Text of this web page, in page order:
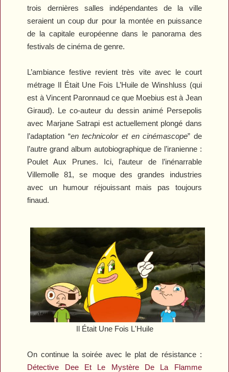
trois dernières salles indépendantes de la ville
seraient un coup dur pour la montée en puissance
de la capitale européenne dans le panorama des
festivals de cinéma de genre.
L’ambiance festive revient très vite avec le court
métrage Il Était Une Fois L’Huilede Winshluss (qui
est à Vincent Paronnaud ce que Moebius est à Jean
Giraud). Le co-auteur du dessin animé Persepolis
avec Marjane Satrapi est actuellement plongé dans
l’adaptation “en technicolor et en cinémascope” de
l’autre grand album autobiographique de l’iranienne :
Poulet Aux Prunes. Ici, l’auteur de l’inénarrable
Villemolle 81, se moque des grandes industries
avec un humour réjouissant mais pas toujours
finaud.
Il Était Une Fois L'Huile
On continue la soirée avec le plat de résistance :
Détective Dee Et Le Mystère De La Flamme